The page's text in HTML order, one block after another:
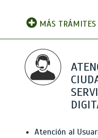
MÁS TRÁMITES
Atención al